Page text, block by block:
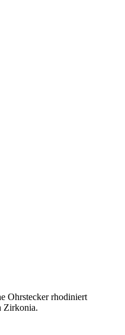
Ohrstecker rhodiniert
Zirkonia.